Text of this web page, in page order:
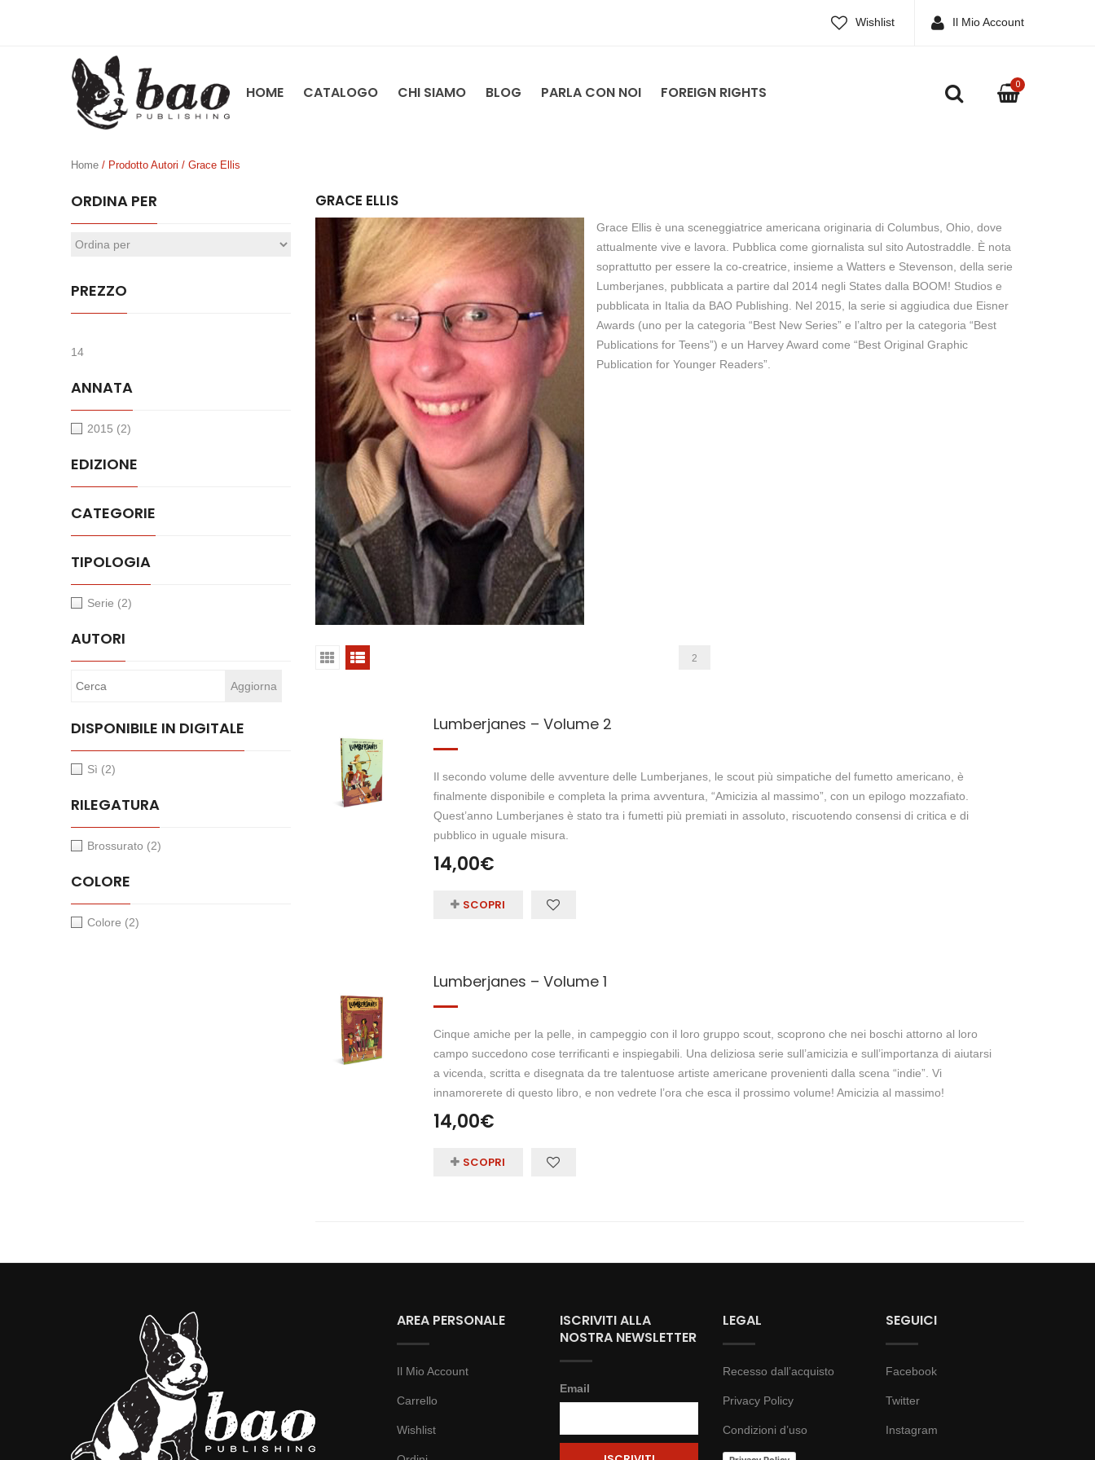
Wishlist Il Mio Account
HOME CATALOGO CHI SIAMO BLOG PARLA CON NOI FOREIGN RIGHTS 0
Home / Prodotto Autori / Grace Ellis
ORDINA PER
PREZZO
14
ANNATA
2015 (2)
EDIZIONE
CATEGORIE
TIPOLOGIA
Serie (2)
AUTORI
DISPONIBILE IN DIGITALE
Sì (2)
RILEGATURA
Brossurato (2)
COLORE
Colore (2)
GRACE ELLIS
Grace Ellis è una sceneggiatrice americana originaria di Columbus, Ohio, dove
attualmente vive e lavora. Pubblica come giornalista sul sito Autostraddle. È nota
soprattutto per essere la co-creatrice, insieme a Watters e Stevenson, della serie
Lumberjanes, pubblicata a partire dal 2014 negli States dalla BOOM! Studios e
pubblicata in Italia da BAO Publishing. Nel 2015, la serie si aggiudica due Eisner
Awards (uno per la categoria “Best New Series” e l’altro per la categoria “Best
Publications for Teens”) e un Harvey Award come “Best Original Graphic
Publication for Younger Readers”.
2
Lumberjanes – Volume 2
Il secondo volume delle avventure delle Lumberjanes, le scout più simpatiche del fumetto americano, è
finalmente disponibile e completa la prima avventura, “Amicizia al massimo”, con un epilogo mozzafiato.
Quest’anno Lumberjanes è stato tra i fumetti più premiati in assoluto, riscuotendo consensi di critica e di
pubblico in uguale misura.
14,00€
SCOPRI
Lumberjanes – Volume 1
Cinque amiche per la pelle, in campeggio con il loro gruppo scout, scoprono che nei boschi attorno al loro
campo succedono cose terrificanti e inspiegabili. Una deliziosa serie sull’amicizia e sull’importanza di aiutarsi
a vicenda, scritta e disegnata da tre talentuose artiste americane provenienti dalla scena “indie”. Vi
innamorerete di questo libro, e non vedrete l’ora che esca il prossimo volume! Amicizia al massimo!
14,00€
SCOPRI
AREA PERSONALE
Il Mio Account
Carrello
Wishlist
ISCRIVITI ALLA
NOSTRA NEWSLETTER
Email
LEGAL
Recesso dall’acquisto
Privacy Policy
Condizioni d’uso
SEGUICI
Facebook
Twitter
Instagram